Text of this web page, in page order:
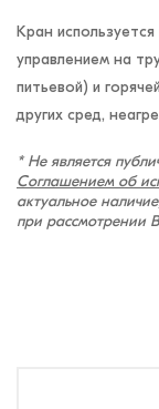
Кран
управлением на
питьевой) и
других сред,
* Не является
Соглашением об
актуальное
при рассмотрении